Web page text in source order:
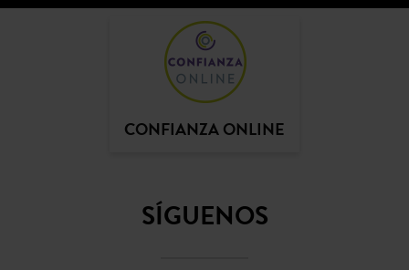
CONFIANZA ONLINE
SÍGUENOS